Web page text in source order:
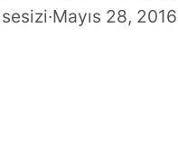
sesizi·Mayıs 28, 2016